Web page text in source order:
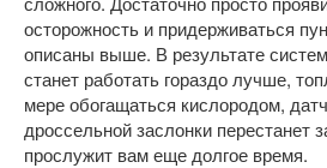
осторожность и придерживаться
описаны выше. В результате
станет работать гораздо лучше,
мере обогащаться кислородом,
дроссельной заслонки перестанет
прослужит вам еще долгое время.